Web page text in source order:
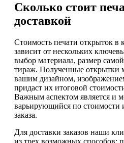
Сколько стоит
доставкой
Стоимость печати открыток
зависит от нескольких
выбор материала, размер
тираж. Полученные открытки
вашим дизайном,
придаст их итоговой
Важным аспектом является и
варьирующийся по стоимости
заказа.
Для доставки заказов наши
из трех возможных способов: